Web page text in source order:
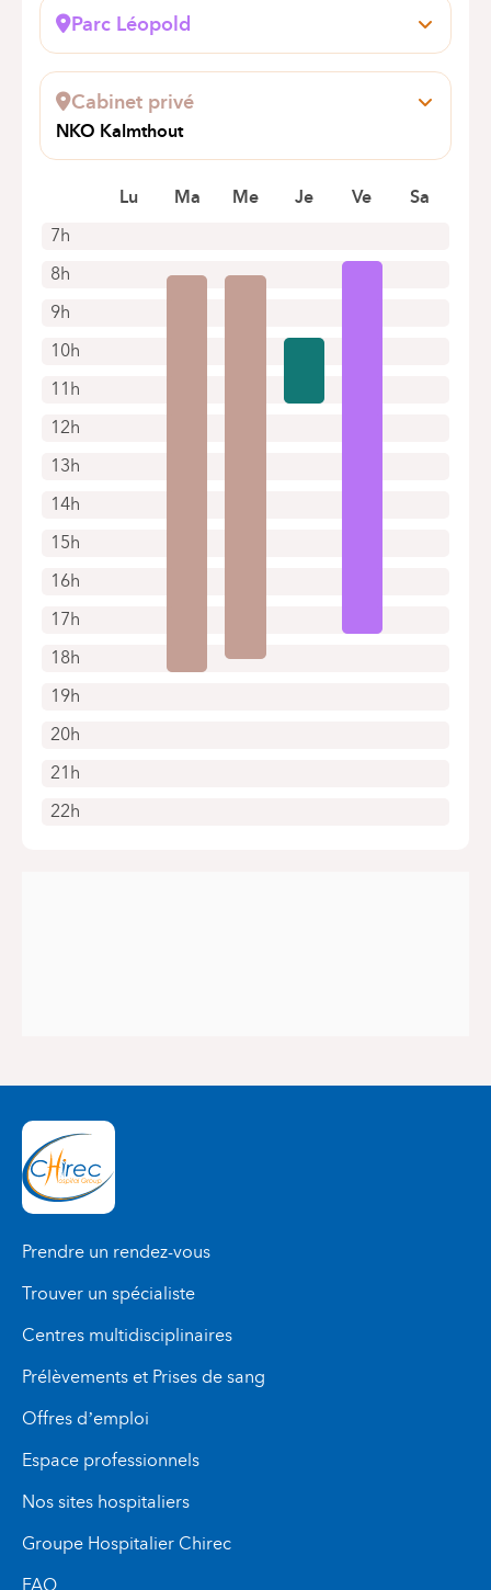
1083 Bruxelles (Ganshoren)
Parc Léopold
Rue du Trône, 100
1050 Bruxelles (Ixelles)
Prendre rendez-vous en ligne
Cabinet privé
NKO Kalmthout
Heidestatiestraat 66
Rendez-vous uniquement par téléphone
7h
8h
9h
10h
11h
12h
13h
14h
15h
16h
17h
18h
19h
20h
21h
22h
Lu Ma Me Je Ve Sa
Prendre un rendez-vous
Trouver un spécialiste
Centres multidisciplinaires
Prélèvements et Prises de sang
Offres d’emploi
Espace professionnels
Nos sites hospitaliers
Groupe Hospitalier Chirec
FAQ